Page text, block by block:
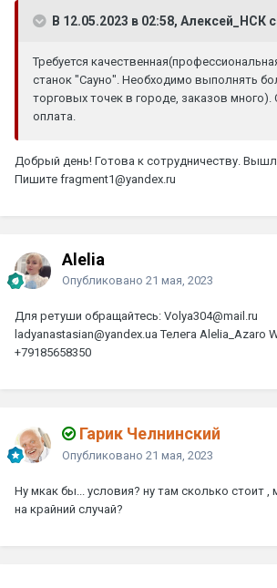
В 12.05.2023 в 02:58, Алексей_НСК
Требуется
станок "Сауно". Необходимо выполнять
торговых точек в городе, заказов много).
оплата.
Добрый день! Готова к сотрудничеству.
Пишите fragment1@yandex.ru
Alelia
Опубликовано 21 мая, 2023
Для ретуши обращайтесь: Volya304@mail.ru
ladyanastasian@yandex.ua Телега Alelia_Azaro
+79185658350
Гарик Челнинский
Опубликовано 21 мая, 2023
Ну мкак бы... условия? ну там сколько стоит ,
на крайний случай?